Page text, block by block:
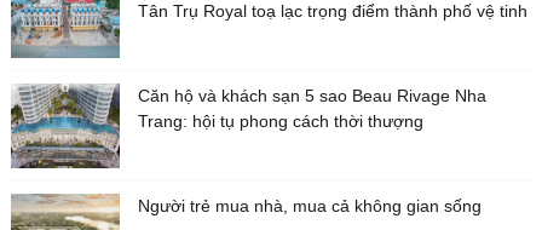
Tân Trụ Royal toạ lạc trọng điểm thành phố vệ tinh
Căn hộ và khách sạn 5 sao Beau Rivage Nha
Trang: hội tụ phong cách thời thượng
Người trẻ mua nhà, mua cả không gian sống